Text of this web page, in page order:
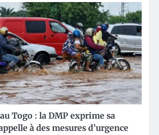
Togo : la DMP exprime sa
à des mesures d’urgence